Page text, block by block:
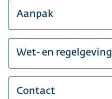
Aanpak
Wet- en regelgeving
Contact